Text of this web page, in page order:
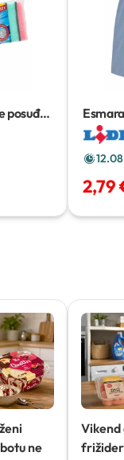
posuđa
Komad
2,79
ne
Vikend
frižider